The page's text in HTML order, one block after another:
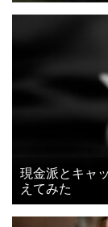
現金派とキャ
えてみた